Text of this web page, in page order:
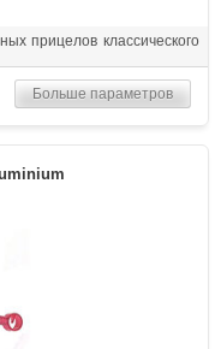
прицелов классического
Больше параметров